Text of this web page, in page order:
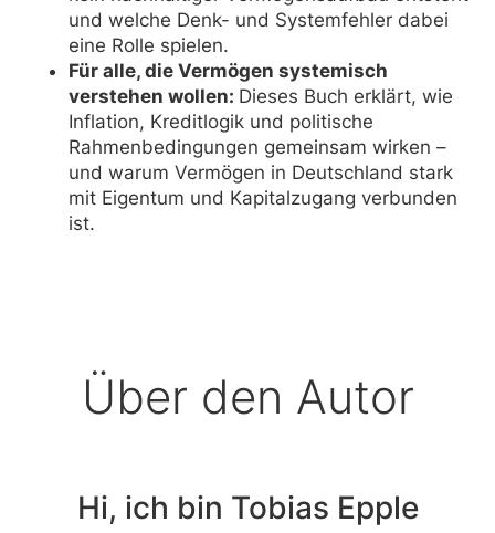
und welche Denk- und Systemfehler dabei
eine Rolle spielen.
Für alle, die Vermögen systemisch
verstehen wollen: Dieses Buch erklärt, wie
Inflation, Kreditlogik und politische
Rahmenbedingungen gemeinsam wirken –
und warum Vermögen in Deutschland stark
mit Eigentum und Kapitalzugang verbunden
ist.
Über den Autor
Hi, ich bin Tobias Epple